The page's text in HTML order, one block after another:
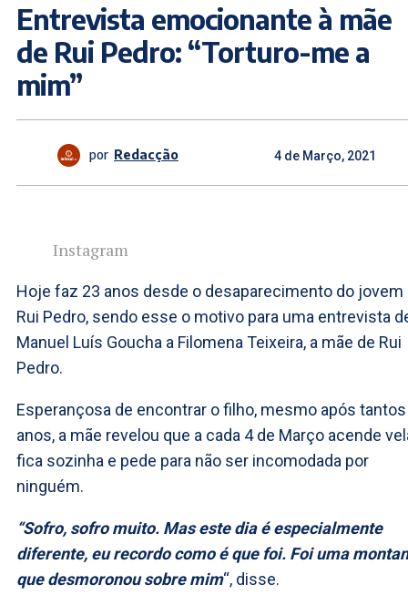
Entrevista emocionante à mãe
de Rui Pedro: “Torturo-me a
mim”
por Redacção 4 de Março, 2021
Instagram
Hoje faz 23 anos desde o desaparecimento do jovem
Rui Pedro, sendo esse o motivo para uma entrevista
Manuel Luís Goucha a Filomena Teixeira, a mãe de Rui
Pedro.
Esperançosa de encontrar o filho, mesmo após tantos
anos, a mãe revelou que a cada 4 de Março acende
fica sozinha e pede para não ser incomodada por
ninguém.
“Sofro, sofro muito. Mas este dia é especialmente
diferente, eu recordo como é que foi. Foi uma
que desmoronou sobre mim“, disse.